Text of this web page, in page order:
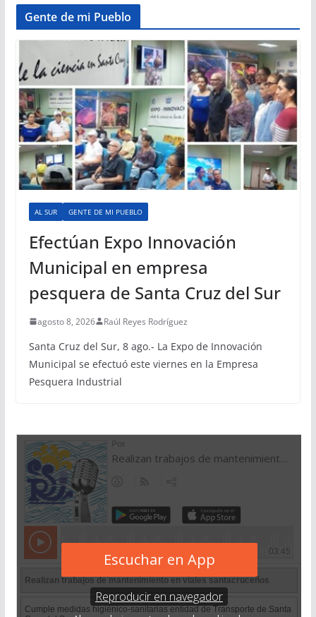
Gente de mi Pueblo
AL SUR GENTE DE MI PUEBLO
Efectúan Expo Innovación
Municipal en empresa
pesquera de Santa Cruz del Sur
agosto 8, 2026 Raúl Reyes Rodríguez
Santa Cruz del Sur, 8 ago.- La Expo de Innovación
Municipal se efectuó este viernes en la Empresa
Pesquera Industrial